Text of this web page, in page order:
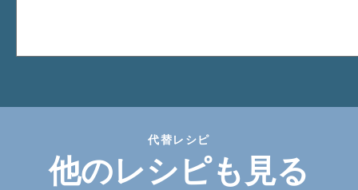
代替レシピ
他のレシピも見る